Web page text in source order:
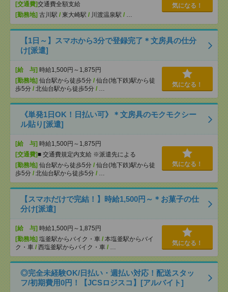
[交通費]交通費全額支給
[勤務地] 古川駅 / 東大崎駅 / 川渡温泉駅 / …
気になる！
【1日～】スマホから3分で登録完了＊文房具の仕分
け[派遣]
[給 与] 時給1,500円～1,875円
[勤務地] 仙台駅から徒歩5分 / 仙台(地下鉄)駅から徒
歩5分 / 北仙台駅から徒歩5分 / …
気になる！
《単発1日OK！日払い可》＊文房具のモクモクシー
ル貼り[派遣]
[給 与] 時給1,500円～1,875円
[交通費]■ 交通費規定内支給 ※派遣先による
[勤務地] 仙台駅から徒歩5分 / 仙台(地下鉄)駅から徒
歩5分 / 北仙台駅から徒歩5分 / …
気になる！
【スマホだけで完結！】時給1,500円～＊お菓子の仕
分け[派遣]
[給 与] 時給1,500円～1,875円
[勤務地] 塩釜駅からバイク・車 / 本塩釜駅からバイ
ク・車 / 西塩釜駅からバイク・車 / …
気になる！
◎完全未経験OK/日払い・週払い対応！配送スタッ
フ/初期費用0円！【JCSロジスコ】[アルバイト]